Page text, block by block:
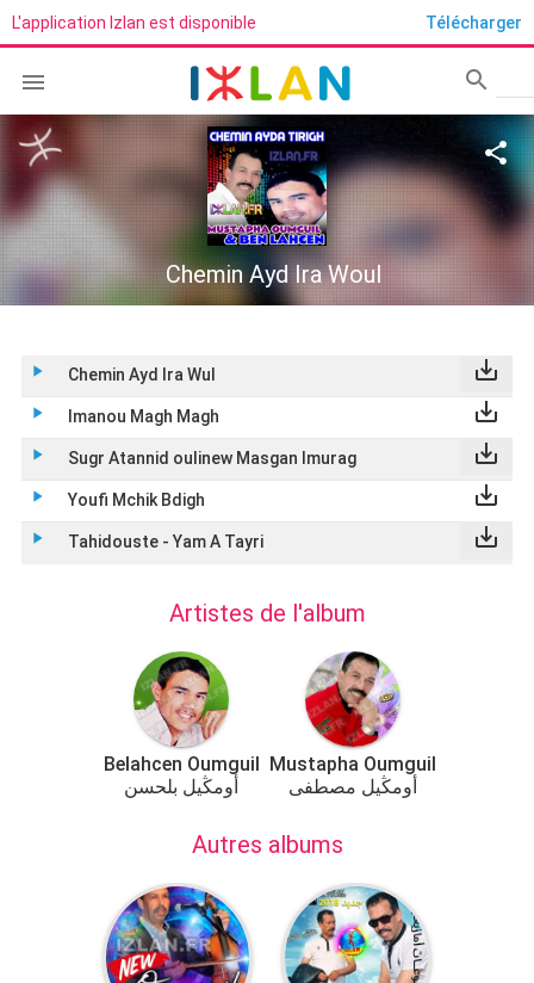
L'application Izlan est disponible Télécharger
 search
Chemin Ayd Ira Woul
play_arrow Chemin Ayd Ira Wul save_alt
play_arrow Imanou Magh Magh save_alt
play_arrow Sugr Atannid oulinew Masgan Imurag save_alt
play_arrow Youfi Mchik Bdigh save_alt
play_arrow Tahidouste - Yam A Tayri save_alt
Artistes de l'album
Belahcen Oumguil
أومڭيل بلحسن
Mustapha Oumguil
أومڭيل مصطفى
Autres albums
share